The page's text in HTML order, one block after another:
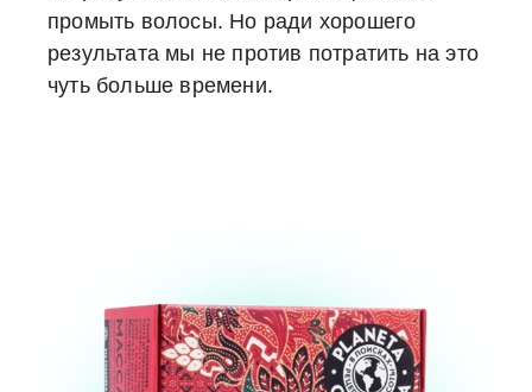
промыть волосы. Но ради хорошего
результата мы не против потратить на это
чуть больше времени.